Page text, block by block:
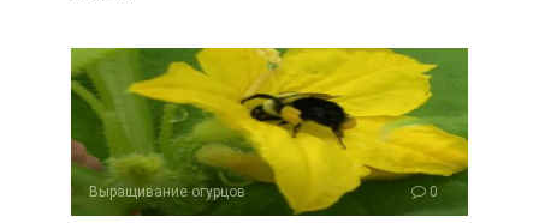
Выращивание огурцов 0